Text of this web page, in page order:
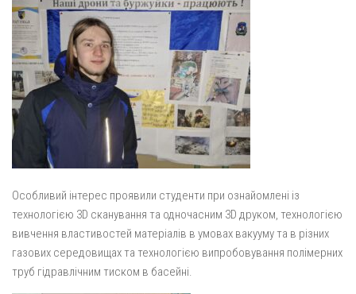
Особливий інтерес проявили студенти при ознайомлені із
технологією 3D сканування та одночасним 3D друком, технологією
вивчення властивостей матеріалів в умовах вакууму та в різних
газових середовищах та технологією випробовування полімерних
труб гідравлічним тиском в басейні.